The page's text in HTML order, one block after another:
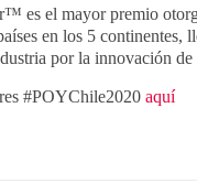
es el mayor premio
en los 5
por la innovación de
#POYChile2020aquí